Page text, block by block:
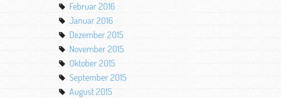
Februar 2016
Januar 2016
Dezember 2015
November 2015
Oktober 2015
September 2015
August 2015